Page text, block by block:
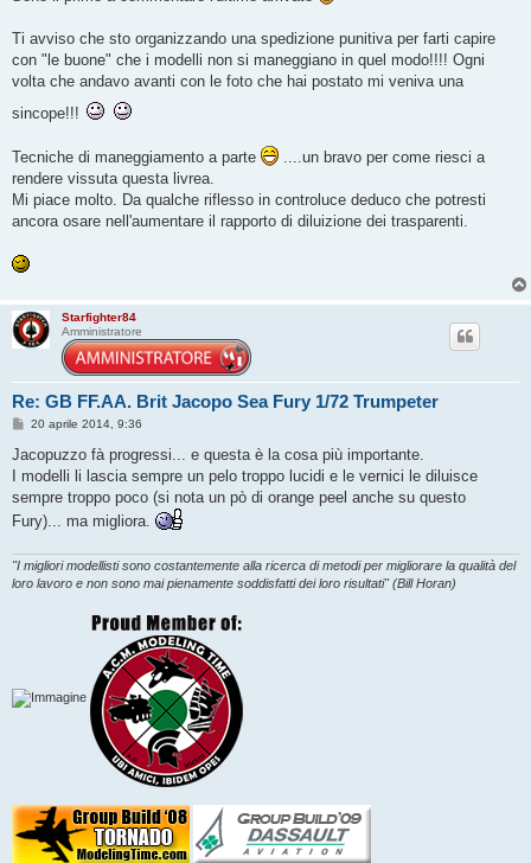
s
g
g
i
o
Ti avviso che sto organizzando una spedizione punitiva per farti capire
con "le buone" che i modelli non si maneggiano in quel modo!!!! Ogni
volta che andavo avanti con le foto che hai postato mi veniva una
sincope!!!
Tecniche di maneggiamento a parte
....un bravo per come riesci a
rendere vissuta questa livrea.
Mi piace molto. Da qualche riflesso in controluce deduco che potresti
ancora osare nell'aumentare il rapporto di diluizione dei trasparenti.
Starfighter84
Amministratore
Re: GB FF.AA. Brit Jacopo Sea Fury 1/72 Trumpeter
M
s
a
g
i
20 aprile 2014, 9:36
Jacopuzzo fà progressi... e questa è la cosa più importante.
I modelli li lascia sempre un pelo troppo lucidi e le vernici le diluisce
sempre troppo poco (si nota un pò di orange peel anche su questo
Fury)... ma migliora.
"I migliori modellisti sono costantemente alla ricerca di metodi per migliorare la qualità del
loro lavoro e non sono mai pienamente soddisfatti dei loro risultati" (Bill Horan)